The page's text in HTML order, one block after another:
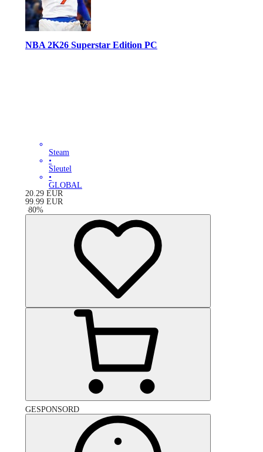
NBA 2K26 Superstar Edition PC
Steam
•
Sleutel
•
GLOBAL
20.29 EUR
99.99 EUR
-80%
GESPONSORD